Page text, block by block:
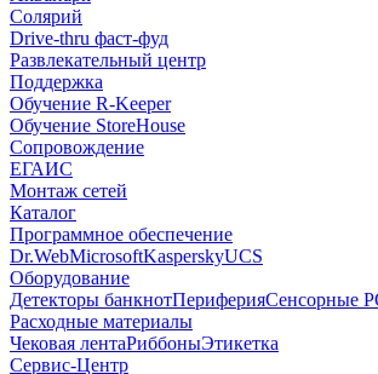
Солярий
Drive-thru фаст-фуд
Развлекательный центр
Поддержка
Обучение R-Keeper
Обучение StoreHouse
Сопровождение
ЕГАИС
Монтаж сетей
Каталог
Программное обеспечение
Dr.WebMicrosoftKasperskyUCS
Оборудование
Детекторы банкнотПериферияСенсорные
Расходные материалы
Чековая лентаРиббоныЭтикетка
Сервис-Центр